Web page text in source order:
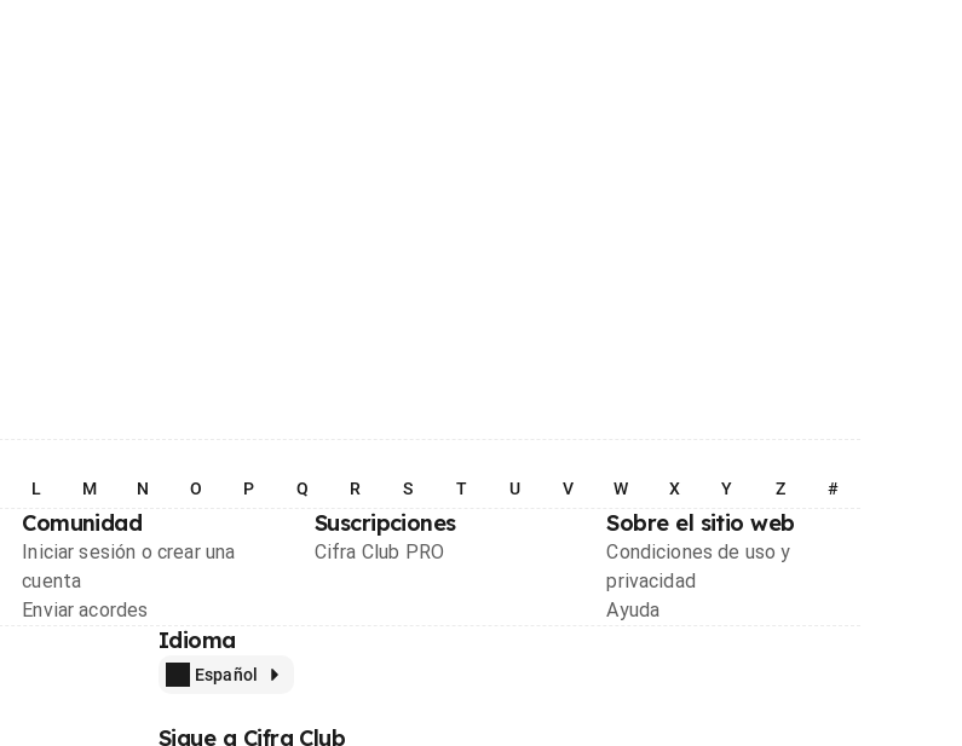
L M N O P Q R S T U V W X Y Z #
Comunidad
Iniciar sesión o crear una
cuenta
Enviar acordes
Suscripciones
Cifra Club PRO
Sobre el sitio web
Condiciones de uso y
privacidad
Ayuda
Idioma
Español
Sigue a Cifra Club